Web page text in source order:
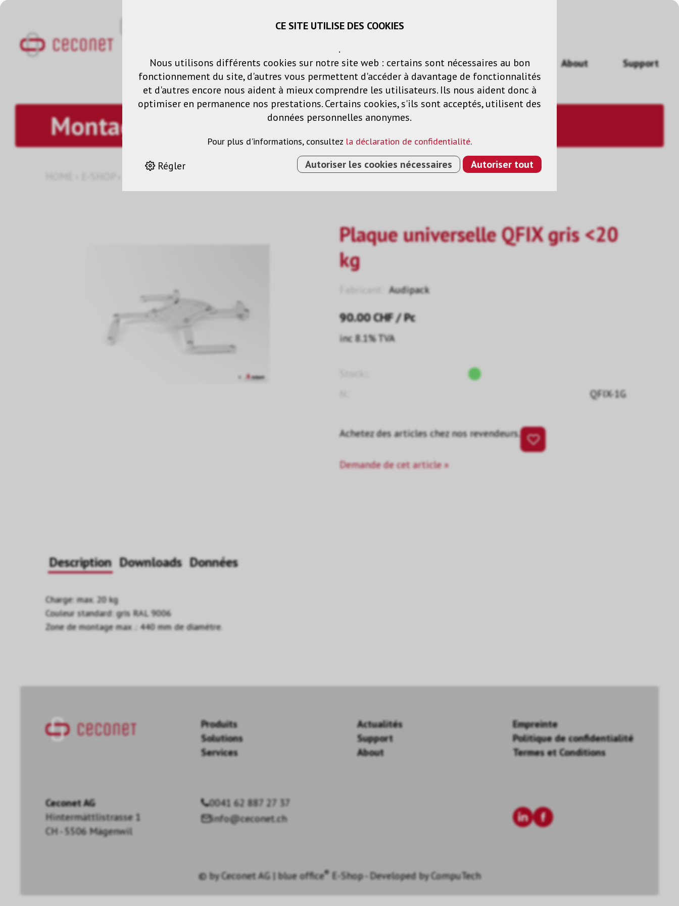
Panier Listes de voeux
Produits Solutions Services Actualités About Support
Montage de projecteurs
MONTAGE DE PROJECTEURS›PLAQUE UNIVERSELLE QFIX GRIS <20 KG
Plaque universelle QFIX gris <20
kg
Audipack
90.00CHF/ Pc
inc 8.1% TVA
QFIX-1G
Achetez des articles chez nos revendeurs.
Demande de cet article »
Description Downloads Données
Charge: max. 20 kg
Couleur standard: gris RAL 9006
Zone de montage max .: 440 mm de diamètre.
Produits
Solutions
Services
Actualités
Support
About
Empreinte
Politique de confidentialité
Termes et Conditions
Ceconet AG
Hintermättlistrasse 1
CH - 5506 Mägenwil
0041 62 887 27 37
info@ceconet.ch
© byCeconet AG|blue office®E-Shop - Developed byCompuTech
CE SITE UTILISE DES COOKIES
.
Nous utilisons différents cookies sur notre site web : certains sont nécessaires au bon
fonctionnement du site, d'autres vous permettent d'accéder à davantage de fonctionnalités
et d'autres encore nous aident à mieux comprendre les utilisateurs. Ils nous aident donc à
optimiser en permanence nos prestations. Certains cookies, s'ils sont acceptés, utilisent des
données personnelles anonymes.
Pour plus d'informations, consultez la déclaration de confidentialité.
Régler Autoriser les cookies nécessaires Autoriser tout